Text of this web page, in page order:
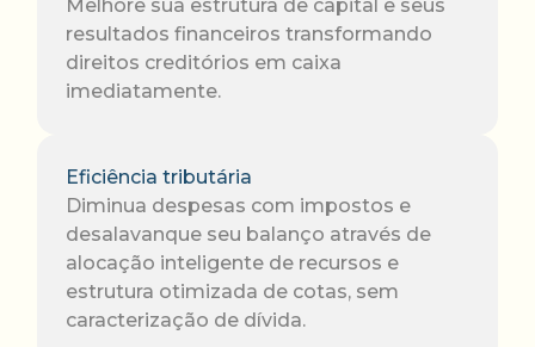
Melhore sua estrutura de capital e seus
resultados financeiros transformando
direitos creditórios em caixa
imediatamente.
Eficiência tributária
Diminua despesas com impostos e
desalavanque seu balanço através de
alocação inteligente de recursos e
estrutura otimizada de cotas, sem
caracterização de dívida.